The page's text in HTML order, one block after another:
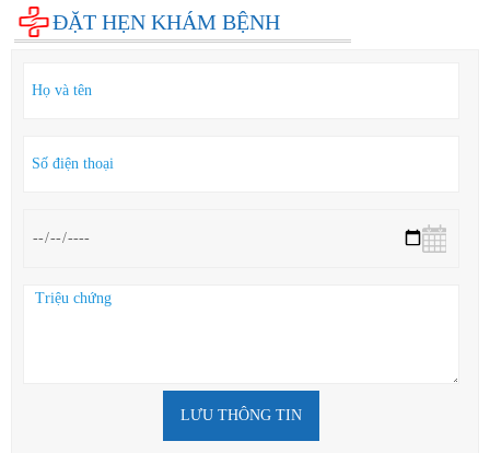
ĐẶT HẸN KHÁM BỆNH
LƯU THÔNG TIN